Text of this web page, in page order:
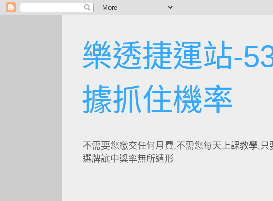
樂透捷運站-
據抓住機率
不需要您繳交任何月費,不需您每天上課教學,
選牌讓中獎率無所遁形